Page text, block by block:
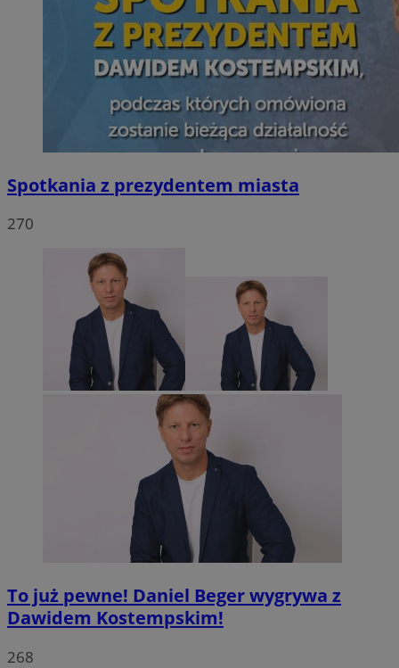
Spotkania z prezydentem miasta
270
To już pewne! Daniel Beger wygrywa z
Dawidem Kostempskim!
268